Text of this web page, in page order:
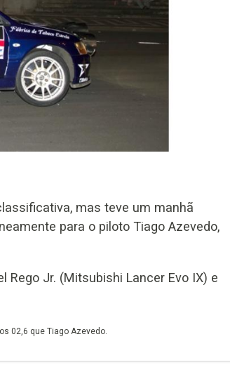
mas teve um manhã
para o piloto Tiago Azevedo,
Jr. (Mitsubishi Lancer Evo IX) e
02,6 que Tiago Azevedo.